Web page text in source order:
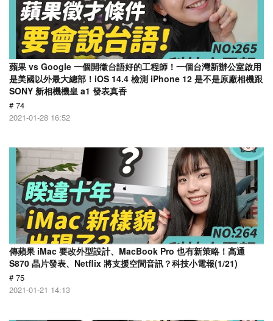
蘋果 vs Google 一個開徵台語好的工程師！一個台灣新辦公室啟用
是美國以外最大總部！iOS 14.4 檢測 iPhone 12 是不是原廠相機跟
SONY 新相機機皇 a1 發表真香
# 74
2021-01-28 16:52
傳蘋果 iMac 要改外型設計、MacBook Pro 也有新策略！高通
S870 晶片發表、Netflix 將支援空間音訊？科技小電報(1/21)
# 75
2021-01-21 14:13